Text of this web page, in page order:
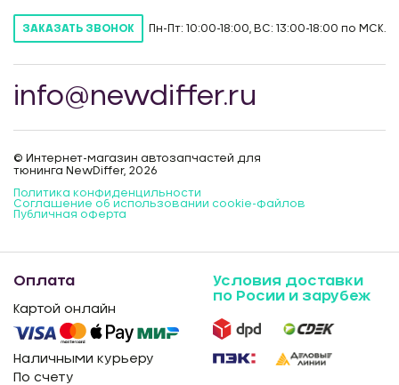
ЗАКАЗАТЬ ЗВОНОК Пн-Пт: 10:00-18:00, ВС: 13:00-18:00 по МСК.
info@newdiffer.ru
© Интернет-магазин автозапчастей для
тюнинга NewDiffer, 2026
Политика конфиденцильности
Соглашение об использовании cookie-файлов
Публичная оферта
Оплата
Картой онлайн
Наличными курьеру
По счету
Условия доставки
по Росии и зарубеж